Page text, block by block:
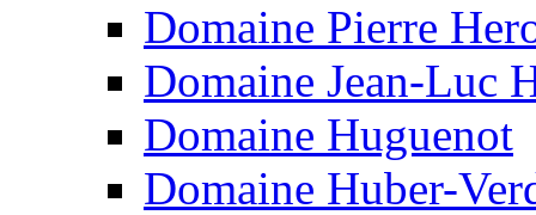
Domaine Pierre
Domaine Jean-Luc
Domaine Huguenot
Domaine Huber-